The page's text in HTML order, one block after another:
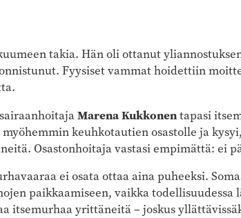
takia. Hän oli ottanut
Fyysiset vammat hoidettiin
Marena Kukkonentapasi
keuhkotautien osastolle ja
Osastonhoitaja vastasi empimättä: ei
ei osata ottaa aina puheeksi.
paikkaamiseen, vaikka todellisuudessa
itsemurhaa yrittäneitä – joskus